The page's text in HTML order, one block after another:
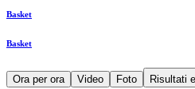
Basket
Basket
Ora per ora Video Foto Risultati